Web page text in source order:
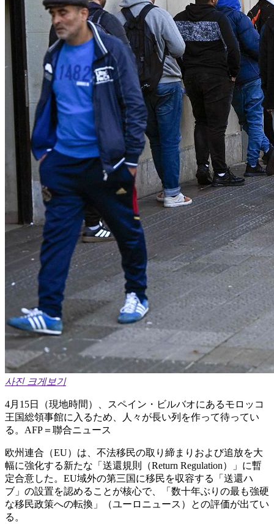
사진 크게보기
4月15日（現地時間）、スペイン・ビルバオにあるモロッコ
王国総領事館に入るため、人々が長い列を作って待ってい
る。AFP＝聯合ニュース
欧州連合（EU）は、不法移民の取り締まりおよび追放を大
幅に強化する新たな「送還規則（Return Regulation）」に暫
定合意した。EU域外の第三国に移民を収容する「送還ハ
ブ」の設置を認めることが核心で、「数十年ぶりの最も強硬
な移民政策への転換」（ユーロニュース）との評価が出てい
る。